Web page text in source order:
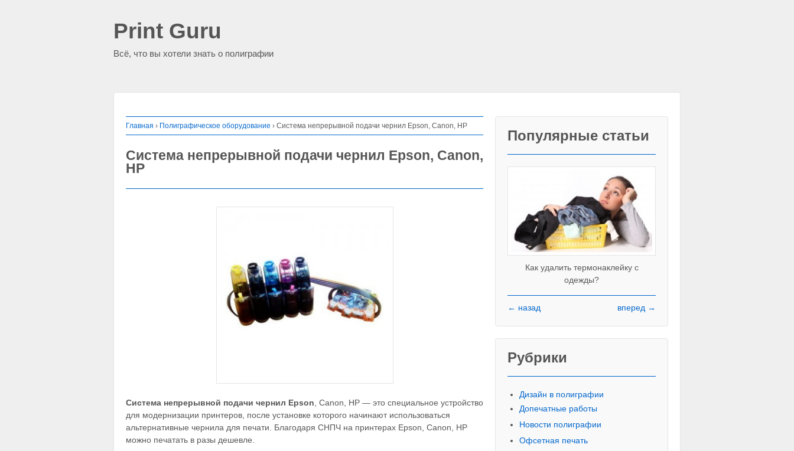
Print Guru
Всё, что вы хотели знать о полиграфии
Главная › Полиграфическое оборудование › Система непрерывной подачи чернил Epson, Canon, HP
Система непрерывной подачи чернил Epson, Canon,
HP
Система непрерывной подачи чернил Epson , Canon, HP — это специальное устройство
для модернизации принтеров, после установке которого начинают использоваться
альтернативные чернила для печати. Благодаря СНПЧ на принтерах Epson, Canon, HP
можно печатать в разы дешевле.
Популярные статьи
Как удалить термонаклейку с
одежды?
Красивые печатные буквы
← назад вперед →
Рубрики
Дизайн в полиграфии
Допечатные работы
Новости полиграфии
Офсетная печать